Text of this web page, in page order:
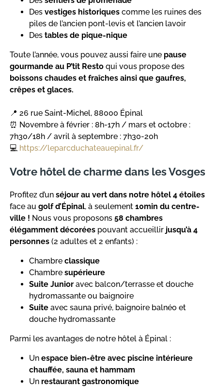
Des vestiges historiques comme les ruines des
piles de l’ancien pont-levis et l’ancien lavoir
Des tables de pique-nique
Toute l’année, vous pouvez aussi faire une pause
gourmande au P’tit Resto qui vous propose des
boissons chaudes et fraîches ainsi que gaufres,
crêpes et glaces.
📍 26 rue Saint-Michel, 88000 Épinal
⏰ Novembre à février : 8h-17h / mars et octobre :
7h30/18h / avril à septembre : 7h30-20h
💻 https://leparcduchateauepinal.fr/
Votre hôtel de charme dans les Vosges
Profitez d’un séjour au vert dans notre hôtel 4 étoiles
face au golf d’Épinal, à seulement 10min du centre-
ville ! Nous vous proposons 58 chambres
élégamment décorées pouvant accueillir jusqu’à 4
personnes (2 adultes et 2 enfants) :
Chambre classique
Chambre supérieure
Suite Junior avec balcon/terrasse et douche
hydromassante ou baignoire
Suite avec sauna privé, baignoire balnéo et
douche hydromassante
Parmi les avantages de notre hôtel à Épinal :
Un espace bien-être avec piscine intérieure
chauffée, sauna et hammam
Un restaurant gastronomique